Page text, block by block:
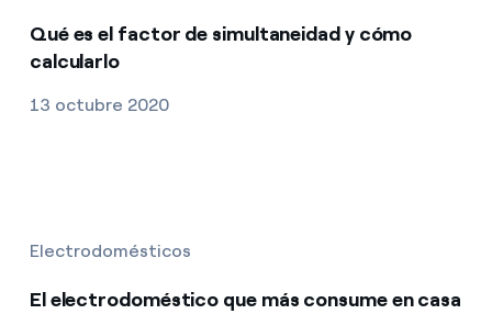
Qué es el factor de simultaneidad y cómo
calcularlo
13 octubre 2020
Electrodomésticos
El electrodoméstico que más consume en casa